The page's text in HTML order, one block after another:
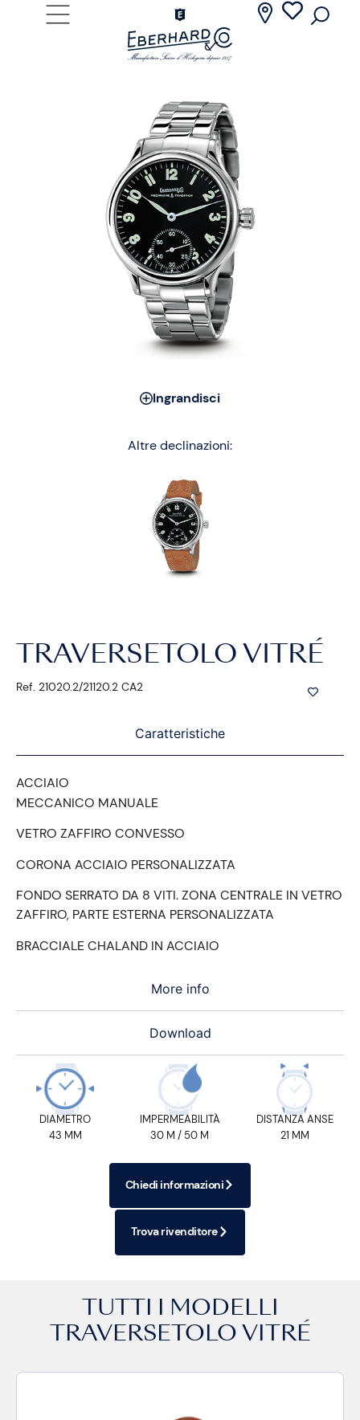
Ingrandisci
Altre declinazioni:
TRAVERSETOLO VITRÉ
Ref. 21020.2/21120.2 CA2
Caratteristiche
More info
Download
ACCIAIO
MECCANICO MANUALE
VETRO ZAFFIRO CONVESSO
CORONA ACCIAIO PERSONALIZZATA
FONDO SERRATO DA 8 VITI. ZONA CENTRALE IN VETRO
ZAFFIRO, PARTE ESTERNA PERSONALIZZATA
BRACCIALE CHALAND IN ACCIAIO
DIAMETRO
43 MM
IMPERMEABILITÀ
30 M / 50 M
DISTANZA ANSE
21 MM
Chiedi informazioni
Trova rivenditore
TUTTI I MODELLI
TRAVERSETOLO VITRÉ